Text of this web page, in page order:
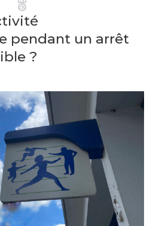
Pinterest
pendant un arrêt
?